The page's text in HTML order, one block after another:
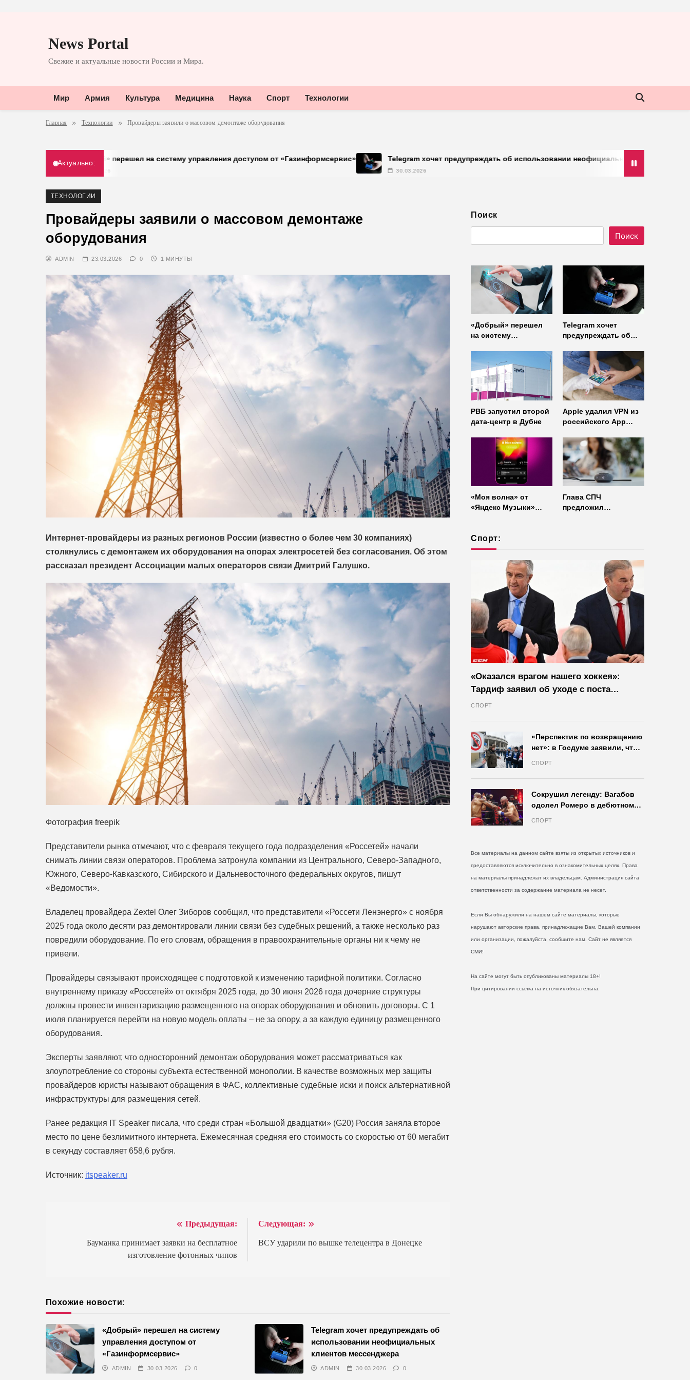
News Portal
Свежие и актуальные новости России и Мира.
Мир Армия Культура Медицина Наука Спорт Технологии
Главная Технологии Провайдеры заявили о массовом демонтаже оборудования
Актуально:
«Добрый» перешел на систему управления доступом от «Газинформсервис» Telegram хочет предупреждать об использовании неофициальных клиентов мессенджера
30.03.2026
ТЕХНОЛОГИИ
Провайдеры заявили о массовом демонтаже
оборудования
ADMIN 23.03.2026 0 1 МИНУТЫ
Интернет‑провайдеры из разных регионов России (известно о более чем 30 компаниях)
столкнулись с демонтажем их оборудования на опорах электросетей без согласования. Об этом
рассказал президент Ассоциации малых операторов связи Дмитрий Галушко.
Фотография freepik
Представители рынка отмечают, что с февраля текущего года подразделения «Россетей» начали
снимать линии связи операторов. Проблема затронула компании из Центрального, Северо‑Западного,
Южного, Северо‑Кавказского, Сибирского и Дальневосточного федеральных округов, пишут
«Ведомости».
Владелец провайдера Zextel Олег Зиборов сообщил, что представители «Россети Ленэнерго» с ноября
2025 года около десяти раз демонтировали линии связи без судебных решений, а также несколько раз
повредили оборудование. По его словам, обращения в правоохранительные органы ни к чему не
привели.
Провайдеры связывают происходящее с подготовкой к изменению тарифной политики. Согласно
внутреннему приказу «Россетей» от октября 2025 года, до 30 июня 2026 года дочерние структуры
должны провести инвентаризацию размещенного на опорах оборудования и обновить договоры. С 1
июля планируется перейти на новую модель оплаты – не за опору, а за каждую единицу размещенного
оборудования.
Эксперты заявляют, что односторонний демонтаж оборудования может рассматриваться как
злоупотребление со стороны субъекта естественной монополии. В качестве возможных мер защиты
провайдеров юристы называют обращения в ФАС, коллективные судебные иски и поиск альтернативной
инфраструктуры для размещения сетей.
Ранее редакция IT Speaker писала, что среди стран «Большой двадцатки» (G20) Россия заняла второе
место по цене безлимитного интернета. Ежемесячная средняя его стоимость со скоростью от 60 мегабит
в секунду составляет 658,6 рубля.
Источник: itspeaker.ru
Предыдущая:
Бауманка принимает заявки на бесплатное
изготовление фотонных чипов
Следующая:
ВСУ ударили по вышке телецентра в Донецке
Похожие новости:
«Добрый» перешел на систему
управления доступом от
«Газинформсервис»
ADMIN 30.03.2026 0
Telegram хочет предупреждать об
использовании неофициальных
клиентов мессенджера
ADMIN 30.03.2026 0
Поиск
Поиск
«Добрый» перешел
на систему
«Газинформсервис»
Telegram хочет
предупреждать об
неофициальных
клиентов
мессенджера
РВБ запустил второй
дата-центр в Дубне
Apple удалил VPN из
российского App
«Моя волна» от
«Яндекс Музыки»
Глава СПЧ
предложил
Спорт:
«Оказался врагом нашего хоккея»:
Тардиф заявил об уходе с поста
президента IIHF в октябре
СПОРТ
«Перспектив по возвращению
нет»: в Госдуме заявили, что
СПОРТ
Сокрушил легенду: Вагабов
одолел Ромеро в дебютном
СПОРТ
Все материалы на данном сайте взяты из открытых источников и
предоставляются исключительно в ознакомительных целях. Права
на материалы принадлежат их владельцам. Администрация сайта
ответственности за содержание материала не несет.
Если Вы обнаружили на нашем сайте материалы, которые
нарушают авторские права, принадлежащие Вам, Вашей компании
или организации, пожалуйста, сообщите нам. Сайт не является
СМИ!
На сайте могут быть опубликованы материалы 18+!
При цитировании ссылка на источник обязательна.